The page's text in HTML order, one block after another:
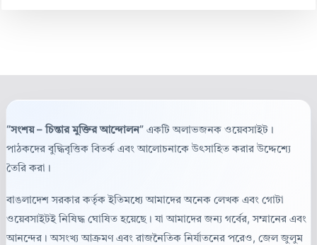
“সংশয় – চিন্তার মুক্তির আন্দোলন” একটি অলাভজনক ওয়েবসাইট।
পাঠকদের বুদ্ধিবৃত্তিক বিতর্ক এবং আলোচনাকে উৎসাহিত করার উদ্দেশ্যে
তৈরি করা।
বাঙলাদেশ সরকার কর্তৃক ইতিমধ্যে আমাদের অনেক লেখক এবং গোটা
ওয়েবসাইটই নিষিদ্ধ ঘোষিত হয়েছে। যা আমাদের জন্য গর্বের, সম্মানের এবং
আনন্দের। অসংখ্য আক্রমণ এবং রাজনৈতিক নির্যাতনের পরেও, জেল জুলুম